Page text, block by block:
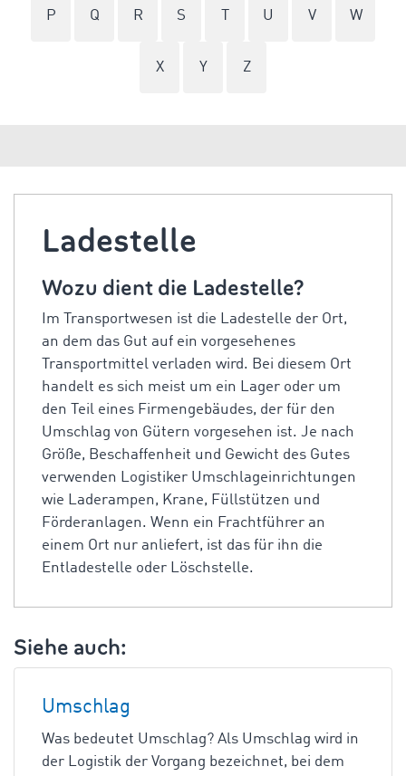
P Q R S U V W
X Y Z
Ladestelle
Wozu dient die Ladestelle?
Im Transportwesen ist die Ladestelle der Ort,
an dem das Gut auf ein vorgesehenes
Transportmittel verladen wird. Bei diesem Ort
handelt es sich meist um ein Lager oder um
den Teil eines Firmengebäudes, der für den
Umschlag von Gütern vorgesehen ist. Je nach
Größe, Beschaffenheit und Gewicht des Gutes
verwenden Logistiker Umschlageinrichtungen
wie Laderampen, Krane, Füllstützen und
Förderanlagen. Wenn ein Frachtführer an
einem Ort nur anliefert, ist das für ihn die
Entladestelle oder Löschstelle.
Siehe auch:
Umschlag
Was bedeutet Umschlag? Als Umschlag wird in
der Logistik der Vorgang bezeichnet, bei dem